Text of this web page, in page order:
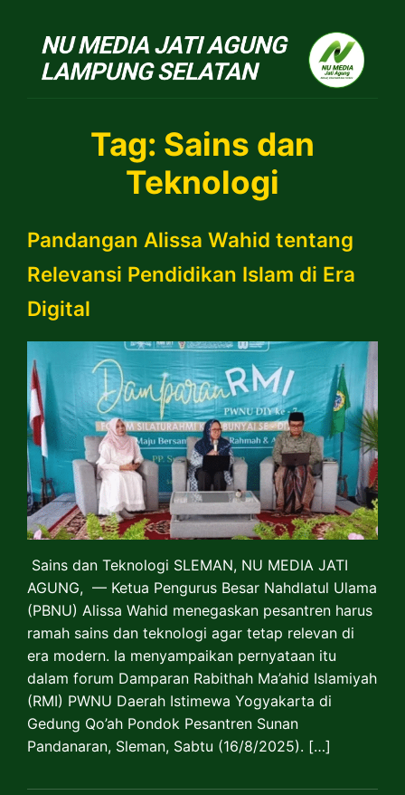
NU
Tag: Sains dan
Teknologi
Pandangan Alissa Wahid tentang
Relevansi Pendidikan Islam di Era
Digital
Sains dan Teknologi SLEMAN, NU MEDIA JATI
AGUNG, — Ketua Pengurus Besar Nahdlatul Ulama
(PBNU) Alissa Wahid menegaskan pesantren harus
ramah sains dan teknologi agar tetap relevan di
era modern. Ia menyampaikan pernyataan itu
dalam forum Damparan Rabithah Ma’ahid Islamiyah
(RMI) PWNU Daerah Istimewa Yogyakarta di
Gedung Qo’ah Pondok Pesantren Sunan
Pandanaran, Sleman, Sabtu (16/8/2025). […]